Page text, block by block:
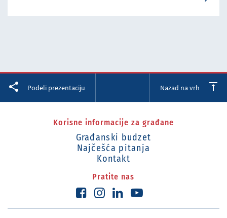
Podeli prezentaciju Nazad na vrh
Korisne informacije za građane
Građanski budzet
Najčešća pitanja
Kontakt
Pratite nas